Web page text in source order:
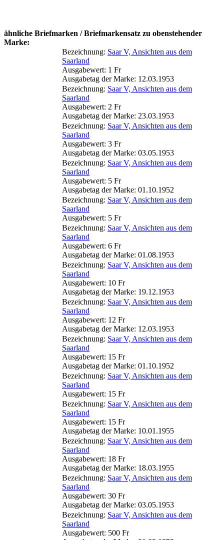
ähnliche Briefmarken / Briefmarkensatz zu obenstehender
Marke:
Bezeichnung: Saar V, Ansichten aus dem
Saarland
Ausgabewert: 1 Fr
Ausgabetag der Marke: 12.03.1953
Bezeichnung: Saar V, Ansichten aus dem
Saarland
Ausgabewert: 2 Fr
Ausgabetag der Marke: 23.03.1953
Bezeichnung: Saar V, Ansichten aus dem
Saarland
Ausgabewert: 3 Fr
Ausgabetag der Marke: 03.05.1953
Bezeichnung: Saar V, Ansichten aus dem
Saarland
Ausgabewert: 5 Fr
Ausgabetag der Marke: 01.10.1952
Bezeichnung: Saar V, Ansichten aus dem
Saarland
Ausgabewert: 5 Fr
Bezeichnung: Saar V, Ansichten aus dem
Saarland
Ausgabewert: 6 Fr
Ausgabetag der Marke: 01.08.1953
Bezeichnung: Saar V, Ansichten aus dem
Saarland
Ausgabewert: 10 Fr
Ausgabetag der Marke: 19.12.1953
Bezeichnung: Saar V, Ansichten aus dem
Saarland
Ausgabewert: 12 Fr
Ausgabetag der Marke: 12.03.1953
Bezeichnung: Saar V, Ansichten aus dem
Saarland
Ausgabewert: 15 Fr
Ausgabetag der Marke: 01.10.1952
Bezeichnung: Saar V, Ansichten aus dem
Saarland
Ausgabewert: 15 Fr
Bezeichnung: Saar V, Ansichten aus dem
Saarland
Ausgabewert: 15 Fr
Ausgabetag der Marke: 10.01.1955
Bezeichnung: Saar V, Ansichten aus dem
Saarland
Ausgabewert: 18 Fr
Ausgabetag der Marke: 18.03.1955
Bezeichnung: Saar V, Ansichten aus dem
Saarland
Ausgabewert: 30 Fr
Ausgabetag der Marke: 03.05.1953
Bezeichnung: Saar V, Ansichten aus dem
Saarland
Ausgabewert: 500 Fr